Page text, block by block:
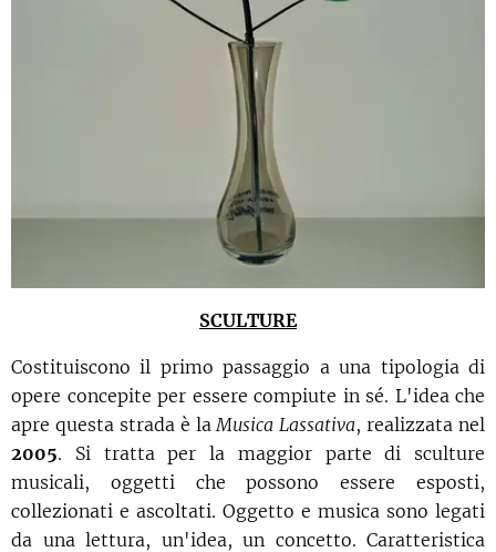
SCULTURE
Costituiscono il primo passaggio a una tipologia di
opere concepite per essere compiute in sé. L'idea che
apre questa strada è la Musica Lassativa, realizzata nel
2005. Si tratta per la maggior parte di sculture
musicali, oggetti che possono essere esposti,
collezionati e ascoltati. Oggetto e musica sono legati
da una lettura, un'idea, un concetto. Caratteristica